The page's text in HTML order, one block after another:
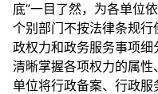
底”一目了然，为各单位
个别部门不按法律条规
政权力和政务服务事项
清晰掌握各项权力的属
单位将行政备案、行政